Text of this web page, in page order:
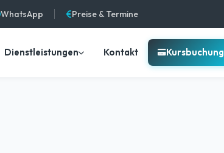
WhatsApp Preise & Termine
Dienstleistungen Kontakt Kursbuchung